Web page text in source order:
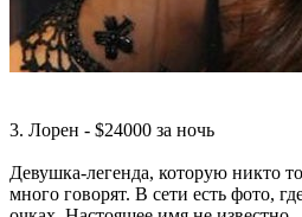
3. Лорен - $24000 за ночь
Девушка-легенда, которую никто
много говорят. В сети есть фото,